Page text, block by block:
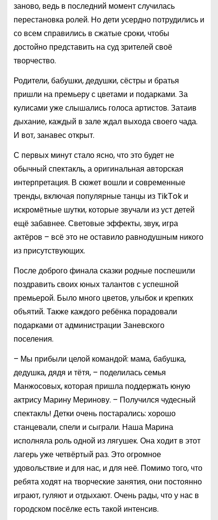
заново, ведь в последний момент случилась
перестановка ролей. Но дети усердно потрудились и
со всем справились в сжатые сроки, чтобы
достойно представить на суд зрителей своё
творчество.
Родители, бабушки, дедушки, сёстры и братья
пришли на премьеру с цветами и подарками. За
кулисами уже слышались голоса артистов. Затаив
дыхание, каждый в зале ждал выхода своего чада.
И вот, занавес открыт.
С первых минут стало ясно, что это будет не
обычный спектакль, а оригинальная авторская
интерпретация. В сюжет вошли и современные
тренды, включая популярные танцы из TikТok и
искромётные шутки, которые звучали из уст детей
ещё забавнее. Световые эффекты, звук, игра
актёров – всё это не оставило равнодушным никого
из присутствующих.
После доброго финала сказки родные поспешили
поздравить своих юных талантов с успешной
премьерой. Было много цветов, улыбок и крепких
объятий. Также каждого ребёнка порадовали
подарками от администрации Заневского
поселения.
– Мы прибыли целой командой: мама, бабушка,
дедушка, дядя и тётя, – поделилась семья
Манжосовых, которая пришла поддержать юную
актрису Марину Меринову. – Получился чудесный
спектакль! Детки очень постарались: хорошо
станцевали, спели и сыграли. Наша Марина
исполняла роль одной из лягушек. Она ходит в этот
лагерь уже четвёртый раз. Это огромное
удовольствие и для нас, и для неё. Помимо того, что
ребята ходят на творческие занятия, они постоянно
играют, гуляют и отдыхают. Очень рады, что у нас в
городском посёлке есть такой интенсив.